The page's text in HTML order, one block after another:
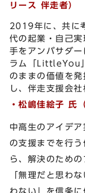
リース 伴走者）
2019年に、共に
代の起業・自己
手をアンバサダ
ラム「LittleYou
のままの価値を
し、伴走支援会
・松嶋佳絵子 氏（
中高生のアイデ
の支援までを行
ら、解決のため
「無理だと思わ
わない」を信条